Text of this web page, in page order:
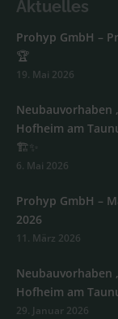
Aktuelles
Prohyp GmbH –
🏆
19. Mai 2026
Neubauvorhaben
Hofheim am
🏗️✨
6. Mai 2026
Prohyp GmbH –
2026
11. März 2026
Neubauvorhaben
Hofheim am
29. Januar 2026